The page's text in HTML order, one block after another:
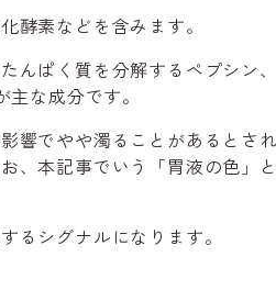
酵素などを含みます。
んぱく質を分解するペプシン
な成分です。
響でやや濁ることがあるとさ
、本記事でいう「胃液の色」と
るシグナルになります。